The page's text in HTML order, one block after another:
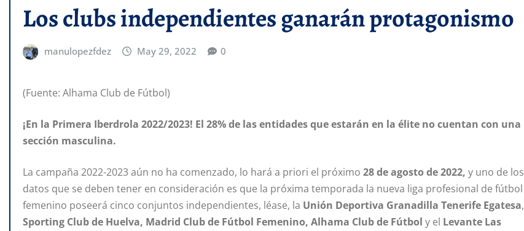
Los clubs independientes ganarán protagonismo
manulopezfdez May 29, 2022 0
(Fuente: Alhama Club de Fútbol)
¡En la Primera Iberdrola 2022/2023! El 28% de las entidades que estarán en la élite no cuentan con una
sección masculina.
La campaña 2022-2023 aún no ha comenzado, lo hará a priori el próximo 28 de agosto de 2022, y uno de los
datos que se deben tener en consideración es que la próxima temporada la nueva liga profesional de fútbol
femenino poseerá cinco conjuntos independientes, léase, la Unión Deportiva Granadilla Tenerife Egatesa,
Sporting Club de Huelva, Madrid Club de Fútbol Femenino, Alhama Club de Fútbol y el Levante Las